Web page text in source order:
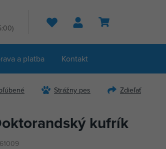
Hľadať
a platba Kontakt
Strážny pes Zdieľať
kufrík